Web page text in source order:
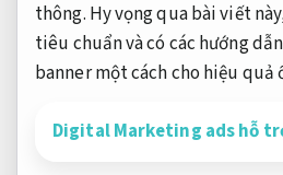
thông. Hy vọng qua bài viết
tiêu chuẩn và có các hướng
banner một cách cho hiệu quả
Digital Marketing ads hỗ